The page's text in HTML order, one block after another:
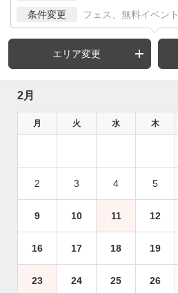
条件変更 フェス、無料イベント
エリア変更
2月
月 火 水 木
2 3 4 5
9 10 11 12
16 17 18 19
23 24 25 26